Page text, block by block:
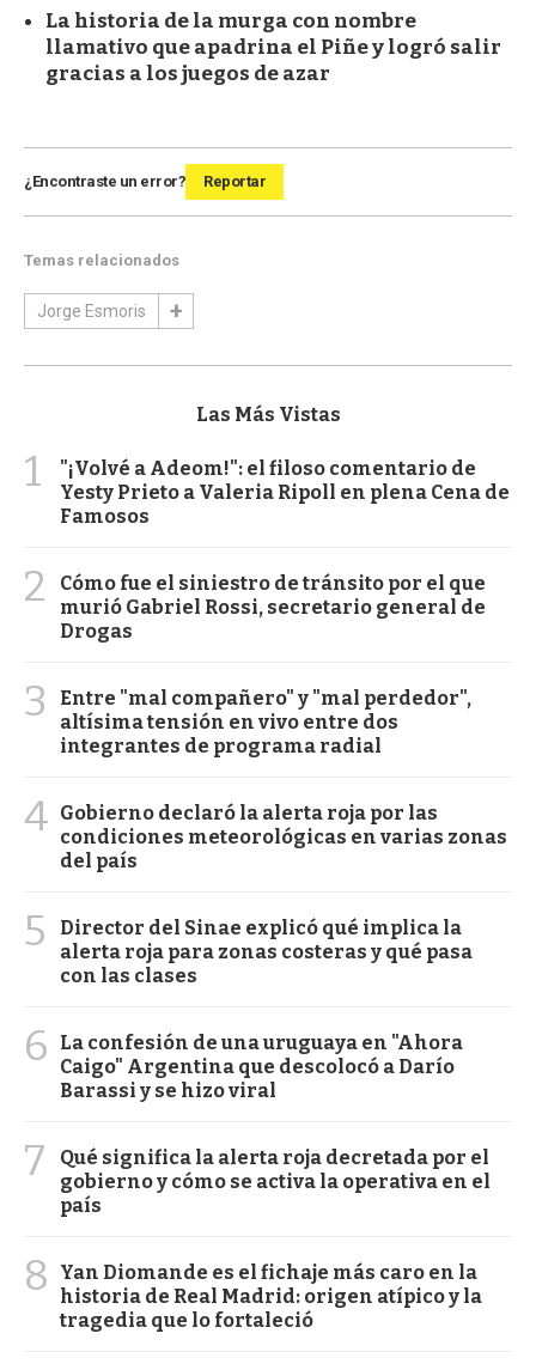
La historia de la murga con nombre
llamativo que apadrina el Piñe y logró salir
gracias a los juegos de azar
¿Encontraste un error? Reportar
Temas relacionados
Jorge Esmoris
Las Más Vistas
1
"¡Volvé a Adeom!": el filoso comentario de
Yesty Prieto a Valeria Ripoll en plena Cena de
Famosos
2
Cómo fue el siniestro de tránsito por el que
murió Gabriel Rossi, secretario general de
Drogas
3
Entre "mal compañero" y "mal perdedor",
altísima tensión en vivo entre dos
integrantes de programa radial
4 Gobierno declaró la alerta roja por las
condiciones meteorológicas en varias zonas
del país
5
Director del Sinae explicó qué implica la
alerta roja para zonas costeras y qué pasa
con las clases
6
La confesión de una uruguaya en "Ahora
Caigo" Argentina que descolocó a Darío
Barassi y se hizo viral
7
Qué significa la alerta roja decretada por el
gobierno y cómo se activa la operativa en el
país
8
Yan Diomande es el fichaje más caro en la
historia de Real Madrid: origen atípico y la
tragedia que lo fortaleció